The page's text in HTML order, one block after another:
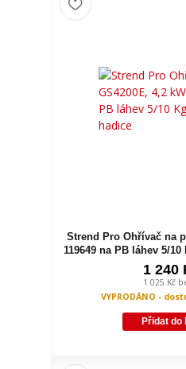
Strend Pro Ohřívač na
119649 na PB láhev 5/
1 240
1 025 Kč
VYPRODÁNO -
Přidat do